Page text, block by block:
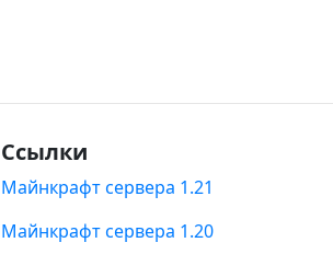
Ссылки
Майнкрафт сервера 1.21
Майнкрафт сервера 1.20